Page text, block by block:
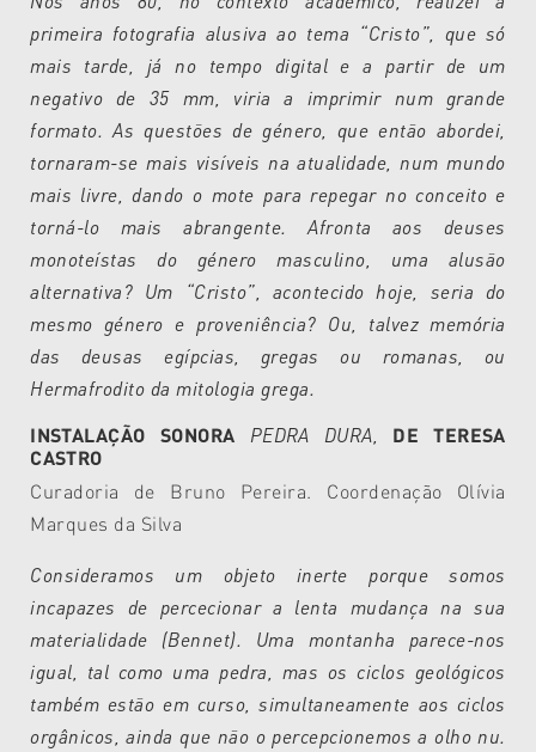
primeira fotografia alusiva ao tema “Cristo”, que só
mais tarde, já no tempo digital e a partir de um
negativo de 35 mm, viria a imprimir num grande
formato.As questões de género, que então abordei,
tornaram-se mais visíveis na atualidade, num mundo
mais livre, dando o mote para repegar no conceito e
torná-lo mais abrangente. Afronta aos deuses
monoteístas do género masculino, uma alusão
alternativa? Um “Cristo”, acontecido hoje, seria do
mesmo género e proveniência? Ou, talvez memória
das deusas egípcias, gregas ou romanas, ou
Hermafrodito da mitologia grega.
INSTALAÇÃO SONORA PEDRA DURA,
DE TERESA
CASTRO
Curadoria de Bruno Pereira. Coordenação Olívia
Marques da Silva
Consideramos um objeto inerte porque somos
incapazes de percecionar a lenta mudança na sua
materialidade (Bennet). Uma montanha parece-nos
igual, tal como uma pedra, mas os ciclos geológicos
também estão em curso, simultaneamente aos ciclos
orgânicos, ainda que não o percepcionemos a olho nu.